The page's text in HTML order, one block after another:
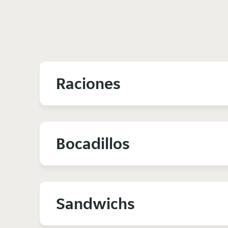
Raciones
Bocadillos
Sandwichs